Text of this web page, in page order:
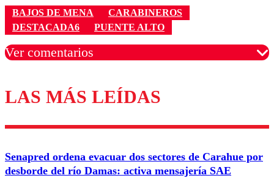
BAJOS DE MENA
CARABINEROS
DESTACADA6
PUENTE ALTO
Ver comentarios
Los comentarios son moderados para garantizar un
diálogo respetuoso.
Correo
LAS MÁS LEÍDAS
Senapred ordena evacuar dos sectores de Carahue por
desborde del río Damas: activa mensajería SAE